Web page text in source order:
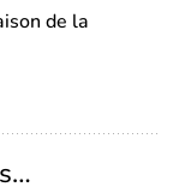
de la